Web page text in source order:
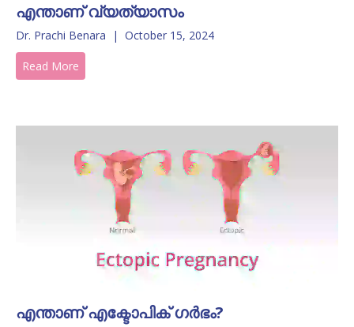
എന്താണ് വ്യത്യാസം
Dr. Prachi Benara | October 15, 2024
Read More
എന്താണ് എക്ടോപിക് ഗർഭം?